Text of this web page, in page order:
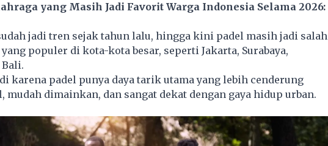
yang Masih Jadi Favorit Warga Indonesia Selama 2026:
jadi tren sejak tahun lalu, hingga kini padel masih jadi salah
populer di kota-kota besar, seperti Jakarta, Surabaya,
karena padelpunya daya tarik utama yang lebih cenderung
mudah dimainkan, dan sangat dekat dengan gaya hidup urban.